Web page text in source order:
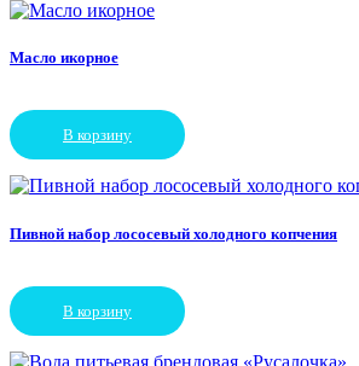
Масло икорное
В корзину
Пивной набор лососевый холодного копчения
В корзину